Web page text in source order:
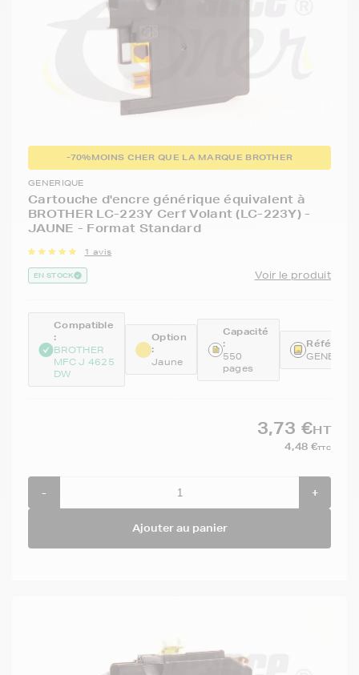
-70%MOINS CHER QUE LA MARQUE BROTHER
GENERIQUE
Cartouche d'encre générique équivalent à
BROTHER LC-223Y Cerf Volant (LC-223Y) -
JAUNE - Format Standard
1 avis
EN STOCK Voir le produit
Compatible
:
BROTHER
MFC J 4625
DW
Option
:
Jaune
Capacité
:
550
pages
3,73 €HT
4,48 €TTC
- +
Ajouter au panier